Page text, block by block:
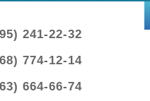
241-22-32
774-12-14
664-66-74